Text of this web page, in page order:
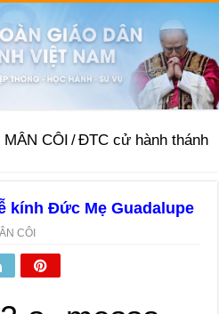
CÔI /ĐTC cử hành thánh
kính Đức Mẹ Guadalupe
CÔI